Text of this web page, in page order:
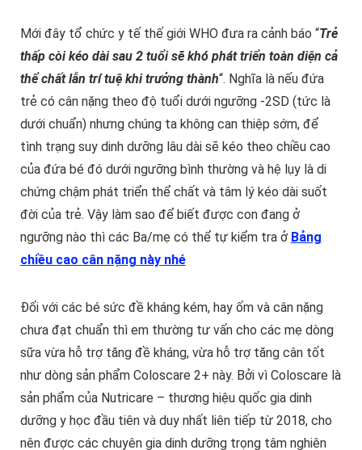
Mới đây tổ chức y tế thế giới WHO đưa ra cảnh báo “Trẻ
thấp còi kéo dài sau 2 tuổi sẽ khó phát triển toàn diện cả
thể chất lẫn trí tuệ khi trưởng thành“. Nghĩa là nếu đứa
trẻ có cân nặng theo độ tuổi dưới ngưỡng -2SD (tức là
dưới chuẩn) nhưng chúng ta không can thiệp sớm, để
tình trạng suy dinh dưỡng lâu dài sẽ kéo theo chiều cao
của đứa bé đó dưới ngưỡng bình thường và hệ lụy là di
chứng chậm phát triển thể chất và tâm lý kéo dài suốt
đời của trẻ. Vậy làm sao để biết được con đang ở
ngưỡng nào thì các Ba/mẹ có thể tự kiểm tra ở Bảng
chiều cao cân nặng này nhé
Đối với các bé sức đề kháng kém, hay ốm và cân nặng
chưa đạt chuẩn thì em thường tư vấn cho các mẹ dòng
sữa vừa hỗ trợ tăng đề kháng, vừa hỗ trợ tăng cân tốt
như dòng sản phẩm Coloscare 2+ này. Bởi vì Coloscare là
sản phẩm của Nutricare – thương hiệu quốc gia dinh
dưỡng y học đầu tiên và duy nhất liên tiếp từ 2018, cho
nên được các chuyên gia dinh dưỡng trọng tâm nghiên